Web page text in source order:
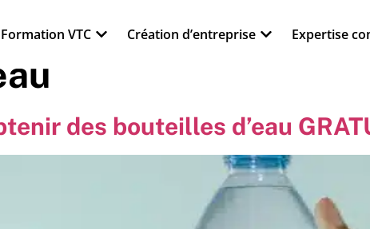
Formation VTC Création d’entreprise Expertise
des bouteilles d’eau